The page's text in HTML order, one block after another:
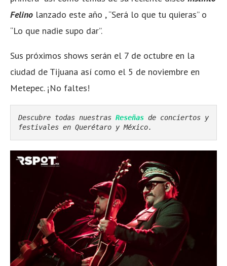
Felino lanzado este año , “Será lo que tu quieras” o
“Lo que nadie supo dar”.
Sus próximos shows serán el 7 de octubre en la
ciudad de Tijuana así como el 5 de noviembre en
Metepec. ¡No faltes!
Descubre todas nuestras Reseñas de conciertos y
festivales en Querétaro y México.